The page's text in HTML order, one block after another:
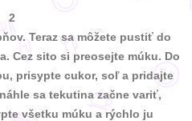
2
Teraz sa môžete pustiť do
Cez sito si preosejte múku. Do
prisypte cukor, soľ a pridajte
sa tekutina začne variť,
všetku múku a rýchlo ju